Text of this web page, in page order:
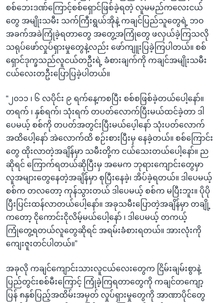
စစ်ဘေးဒဏ်ကြောင့်စစ်ရှောင်ဖြစ်ခဲ့ရတဲ့ လူမမည်ကလေးငယ်
တွေ အမျိုးသမီး သက်ကြီးရွယ်အိုနဲ့ ကချင်ပြည်သူတွေရဲ့ ဘဝ
အခက်အခဲကြုံခဲ့ရတာတွေ အတွေ့အကြုံတွေ ဖလှယ်ခဲ့ကြသလို
သရုပ်ဖော်လှုပ်ရှားမှုတွေနဲ့လည်း ဖော်ကျူးပြခဲ့ကြပါတယ်။ စစ်
ရှောင်ဒုက္ခသည်လူငယ်တဦးရဲ့ ခံစားချက်ကို ကချင်အမျိုးသမီး
ငယ်လေးတဦးပြောပြခဲ့ပါတယ်။
“၂၀၁၁ ၊ ၆ လပိုင်း ၉ ရက်နေ့ကစပြီး စစ်စဖြစ်ခဲ့တယ်ပေါ့နော်။
တရက် ၊ နှစ်ရက်၊ သုံးရက် တပတ်လောက်ပြီးမယ်ထင်ခဲ့တာ ဒါ
ပေမယ့် စစ်ကို တပတ်အတွင်းပြီးမယ်ပေ့ါနော် သုံးပတ်လောက်
အထိပေါ့နော် အဲလောက်ထိ စဉ်းစားပြီးမှ နေခဲ့တယ်။ စစ်ကြောင်း
တွေ ထိုးလာတဲ့အချိန်မှာ သမီးတို့က ငယ်သေးတယ်ပေါ့နော်။ ည
ဆိုရင် ကြောက်ရတယ်ဆိုပြီးမှ အမေက ဘုရားကျောင်းတွေမှာ
လူအများတွေနေတဲ့အချိန်မှာ စုပြီးနေခဲ့၊ အိပ်ခဲ့ရတယ်။ ဒါပေမယ့်
စစ်က တလတော့ ကုန်သွားတယ် ဒါပေမယ့် စစ်က မပြီးဘူး။ ပိုပို
ပြီးပြင်းထန်လာတယ်ပေါ့နော်။ အခုသမီးပြောတဲ့အချိန်မှာ တချို့
ကတော့ ငိုကောင်းငိုလိမ့်မယ်ပေါ့နော် ၊ ဒါပေမယ့် တကယ့်
ကြုံတွေ့ရတယ်လူတွေဆိုရင် အရမ်းခံစားရတယ်။ အားလုံးကို
ကျေးဇူးတင်ပါတယ်။”
အခုလို ကချင်ကျောင်းသားလူငယ်လေးတွေက ငြိမ်းချမ်းစွာနဲ့
ပြည်တွင်းစစ်မီးကြောင့် ကြုံခဲ့ကြရတာတွေကို ကချင်တကျော့
ပြန် ၈နှစ်ပြည့်အထိမ်းအမှတ် လှုပ်ရှားမှုတွေကို အာဏာပိုင်တွေ